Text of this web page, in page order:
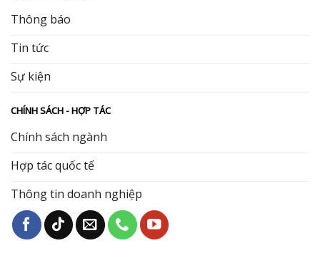
Thông báo
Tin tức
Sự kiện
CHÍNH SÁCH - HỢP TÁC
Chính sách ngành
Hợp tác quốc tế
Thông tin doanh nghiệp